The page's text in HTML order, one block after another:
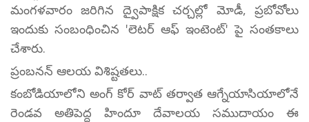
మంగళవారం జరిగిన ద్వైపాక్షిక చర్చల్లో మోడీ, ప్రబోవోలు
ఇందుకు సంబంధించిన 'లెటర్ ఆఫ్ ఇంటెంట్' పై సంతకాలు
చేశారు.
ప్రంబనన్ ఆలయ విశిష్టతలు..
కంబోడియాలోని అంగ్ కోర్ వాట్ తర్వాత ఆగ్నేయాసియాలోనే
రెండవ అతిపెద్ద హిందూ దేవాలయ సముదాయం ఈ